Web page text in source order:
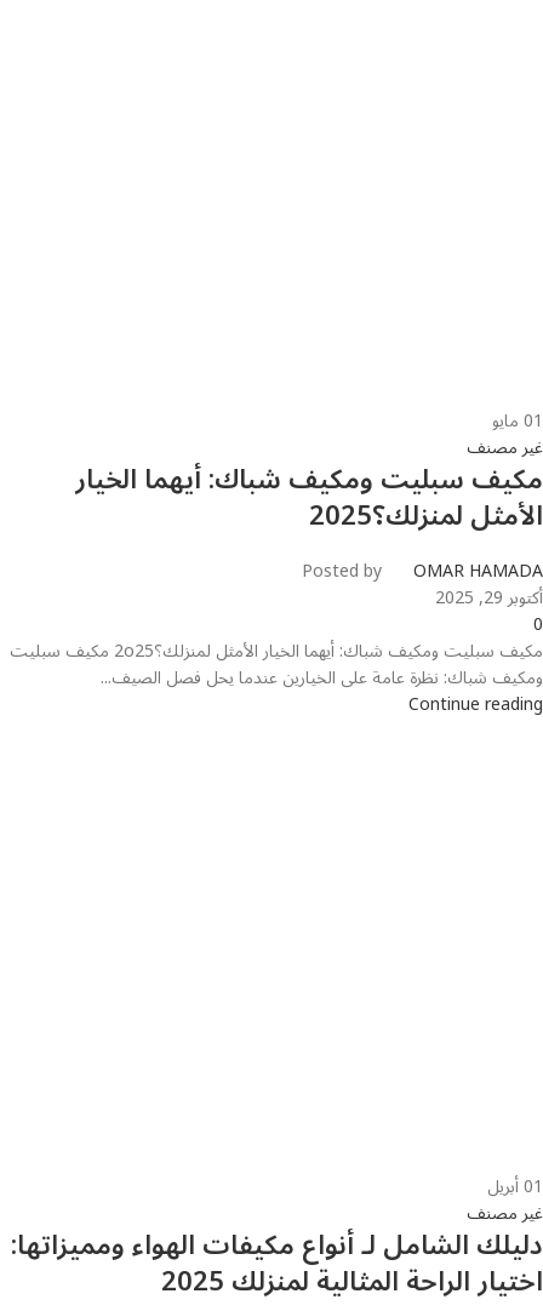
01مايو
غير مصنف
مكيف سبليت ومكيف شباك: أيهما الخيار
الأمثل لمنزلك؟2025
Posted by OMAR HAMADA
أكتوبر 29, 2025
0
مكيف سبليت ومكيف شباك: أيهما الخيار الأمثل لمنزلك؟2o25 مكيف سبليت
ومكيف شباك: نظرة عامة على الخيارين عندما يحل فصل الصيف...
Continue reading
01أبريل
غير مصنف
دليلك الشامل لـ أنواع مكيفات الهواء ومميزاتها:
اختيار الراحة المثالية لمنزلك 2025